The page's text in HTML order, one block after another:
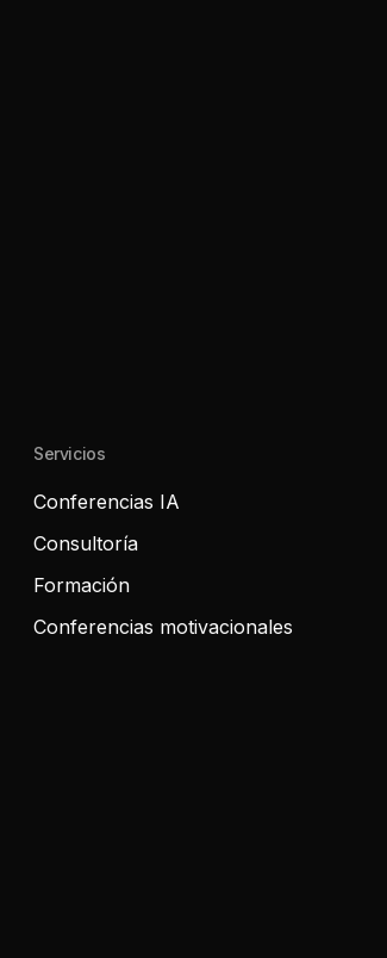
Servicios
Conferencias IA
Consultoría
Formación
Conferencias motivacionales